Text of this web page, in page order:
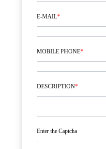
E-MAIL*
MOBILE PHONE*
DESCRIPTION*
Enter the Captcha